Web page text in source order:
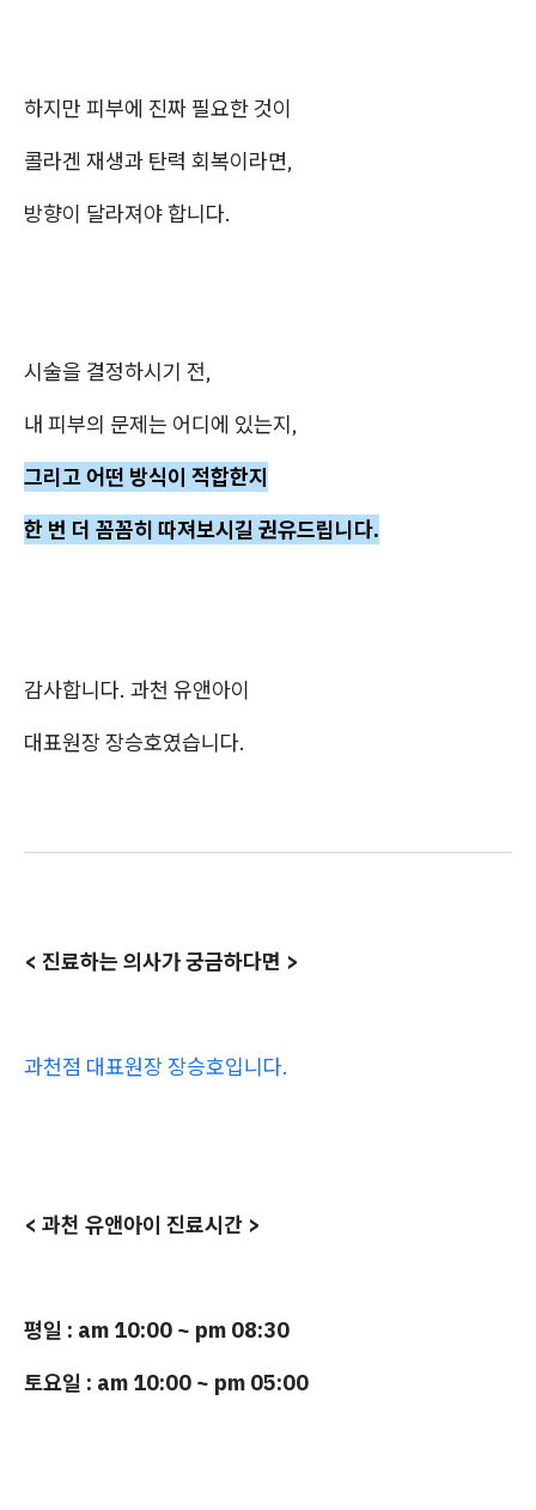
하지만 피부에 진짜 필요한 것이
콜라겐 재생과 탄력 회복이라면,
방향이 달라져야 합니다.
시술을 결정하시기 전,
내 피부의 문제는 어디에 있는지,
그리고 어떤 방식이 적합한지
한 번 더 꼼꼼히 따져보시길 권유드립니다.
감사합니다. 과천 유앤아이
대표원장 장승호였습니다.
< 진료하는 의사가 궁금하다면 >
과천점 대표원장 장승호입니다.
< 과천 유앤아이 진료시간 >
평일 : am 10:00 ~ pm 08:30
토요일 : am 10:00 ~ pm 05:00